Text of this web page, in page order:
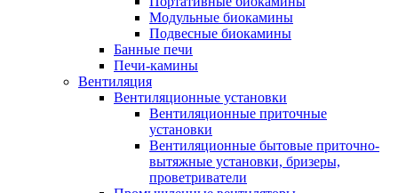
Модульные биокамины
Подвесные биокамины
Банные печи
Печи-камины
Вентиляция
Вентиляционные установки
Вентиляционные приточные
установки
Вентиляционные бытовые приточно-
вытяжные установки, бризеры,
проветриватели